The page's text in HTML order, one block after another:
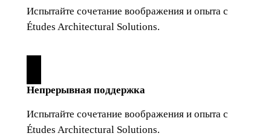
Испытайте сочетание воображения и опыта с
Études Architectural Solutions.
Непрерывная поддержка
Испытайте сочетание воображения и опыта с
Études Architectural Solutions.